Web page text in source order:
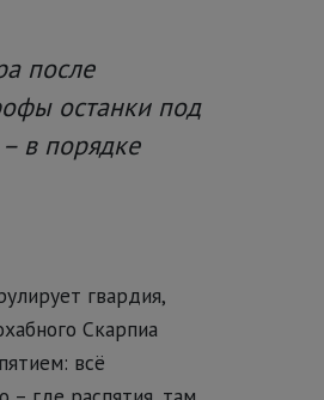
после
останки под
в порядке
гвардия,
Скарпиа
всё